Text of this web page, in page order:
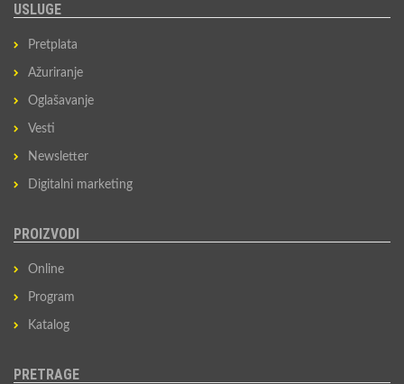
USLUGE
Pretplata
Ažuriranje
Oglašavanje
Vesti
Newsletter
Digitalni marketing
PROIZVODI
Online
Program
Katalog
PRETRAGE